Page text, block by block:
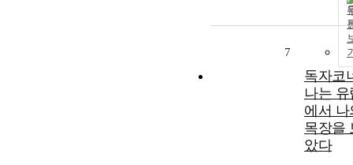
7
독자코
나는 유
에서 나
목장을
았다